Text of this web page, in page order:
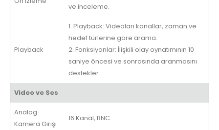
ve inceleme.
Playback
1. Playback: Videoları kanallar, zaman ve
hedef türlerine göre arama.
2. Fonksiyonlar: İlişkili olay oynatımının 10
saniye öncesi ve sonrasında aranmasını
destekler.
Video ve Ses
Analog
Kamera Girişi
16 Kanal, BNC